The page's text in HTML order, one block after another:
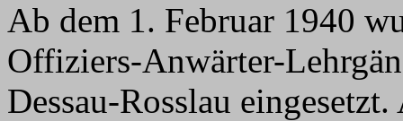
Ab dem 1. Februar 1940
Offiziers-Anwärter-
Dessau-Rosslau